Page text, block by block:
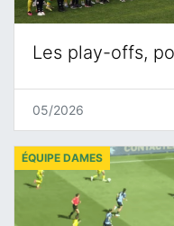
Les play-offs,
05/2026
ÉQUIPE DAMES